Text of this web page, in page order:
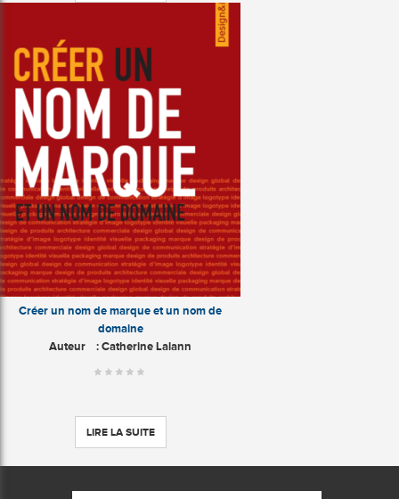
Créer un nom de marque et un nom de
domaine
Auteur : Catherine Lalann
LIRE LA SUITE